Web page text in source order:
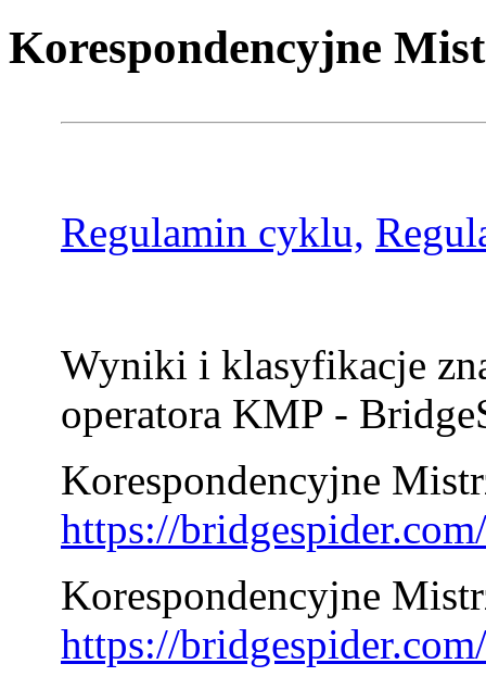
Korespondencyjne
Regulamin cyklu,
Wyniki i klasyfikacje
operatora KMP -
Korespondencyjne
https://
Korespondencyjne
https://